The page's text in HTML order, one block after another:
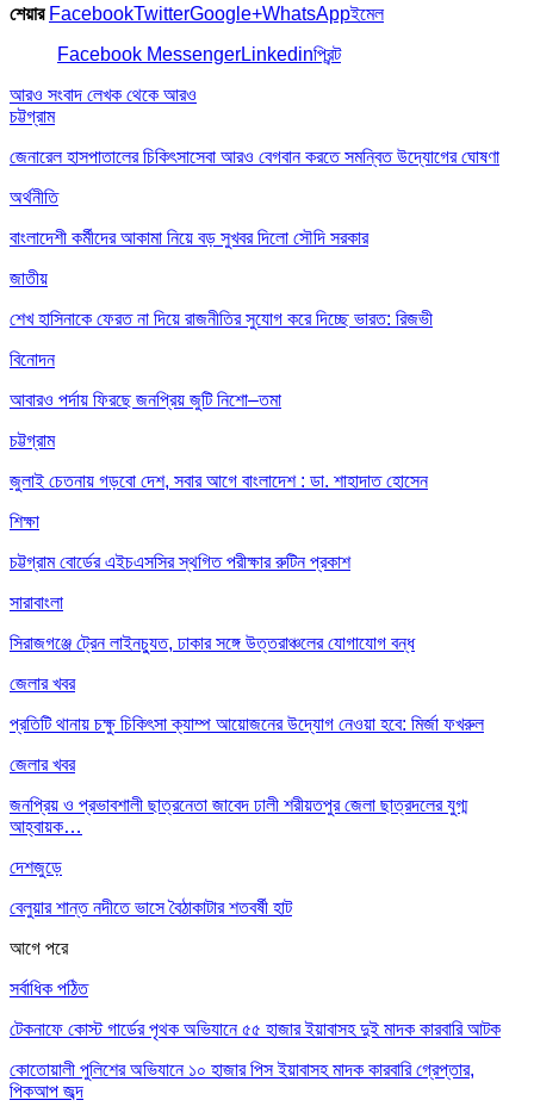
শেয়ার FacebookTwitterGoogle+WhatsAppইমেল
Facebook MessengerLinkedinপ্রিন্ট
আরও সংবাদ লেখক থেকে আরও
চট্টগ্রাম
জেনারেল হাসপাতালের চিকিৎসাসেবা আরও বেগবান করতে সমন্বিত উদ্যোগের ঘোষণা
অর্থনীতি
বাংলাদেশী কর্মীদের আকামা নিয়ে বড় সুখবর দিলো সৌদি সরকার
জাতীয়
শেখ হাসিনাকে ফেরত না দিয়ে রাজনীতির সুযোগ করে দিচ্ছে ভারত: রিজভী
বিনোদন
আবারও পর্দায় ফিরছে জনপ্রিয় জুটি নিশো–তমা
চট্টগ্রাম
জুলাই চেতনায় গড়বো দেশ, সবার আগে বাংলাদেশ : ডা. শাহাদাত হোসেন
শিক্ষা
চট্টগ্রাম বোর্ডের এইচএসসির স্থগিত পরীক্ষার রুটিন প্রকাশ
সারাবাংলা
সিরাজগঞ্জে ট্রেন লাইনচ্যুত, ঢাকার সঙ্গে উত্তরাঞ্চলের যোগাযোগ বন্ধ
জেলার খবর
প্রতিটি থানায় চক্ষু চিকিৎসা ক্যাম্প আয়োজনের উদ্যোগ নেওয়া হবে: মির্জা ফখরুল
জেলার খবর
জনপ্রিয় ও প্রভাবশালী ছাত্রনেতা জাবেদ ঢালী শরীয়তপুর জেলা ছাত্রদলের যুগ্ম
আহ্বায়ক…
দেশজুড়ে
বেলুয়ার শান্ত নদীতে ভাসে বৈঠাকাটার শতবর্ষী হাট
আগে পরে
সর্বাধিক পঠিত
টেকনাফে কোস্ট গার্ডের পৃথক অভিযানে ৫৫ হাজার ইয়াবাসহ দুই মাদক কারবারি আটক
কোতোয়ালী পুলিশের অভিযানে ১০ হাজার পিস ইয়াবাসহ মাদক কারবারি গ্রেপ্তার,
পিকআপ জব্দ